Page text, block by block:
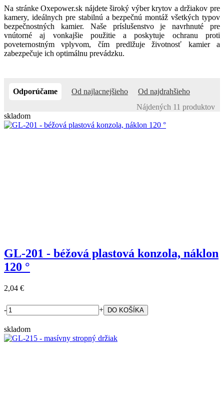
Na stránke Oxepower.sk nájdete široký výber krytov a držiakov pre
kamery, ideálnych pre stabilnú a bezpečnú montáž všetkých typov
bezpečnostných kamier. Naše príslušenstvo je navrhnuté pre
vnútorné aj vonkajšie použitie a poskytuje ochranu proti
poveternostným vplyvom, čím predlžuje životnosť kamier a
zabezpečuje ich optimálnu prevádzku.
Odporúčame Od najlacnejšieho
Od najdrahšieho
Nájdených 11 produktov
skladom
GL-201 - béžová plastová konzola, náklon
120 °
2,04 €
- +
skladom